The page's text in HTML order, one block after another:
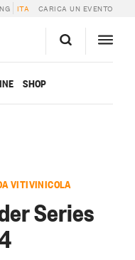
ITA CARICA UN EVENTO
SHOP
VITIVINICOLA
Series